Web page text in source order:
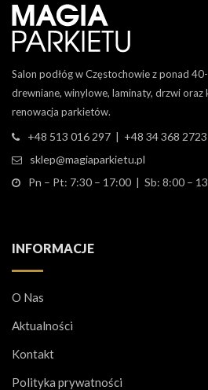
Salon podłóg w Częstochowie z ponad
drewniane, winylowe, laminaty, drzwi
renowacja parkietów.
+48 513 016 297 | +48 34 368 2723
sklep@magiaparkietu.pl
Pn – Pt: 7:30 – 17:00 | Sb: 8:00 –
INFORMACJE
O Nas
Aktualności
Kontakt
Polityka prywatności